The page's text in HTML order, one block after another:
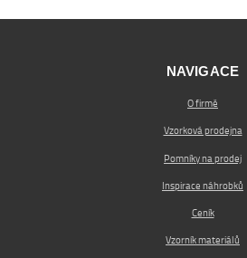
NAVIGACE
O firmě
Vzorková prodejna
Pomníky na prodej
Inspirace náhrobků
Ceník
Vzorník materiálů